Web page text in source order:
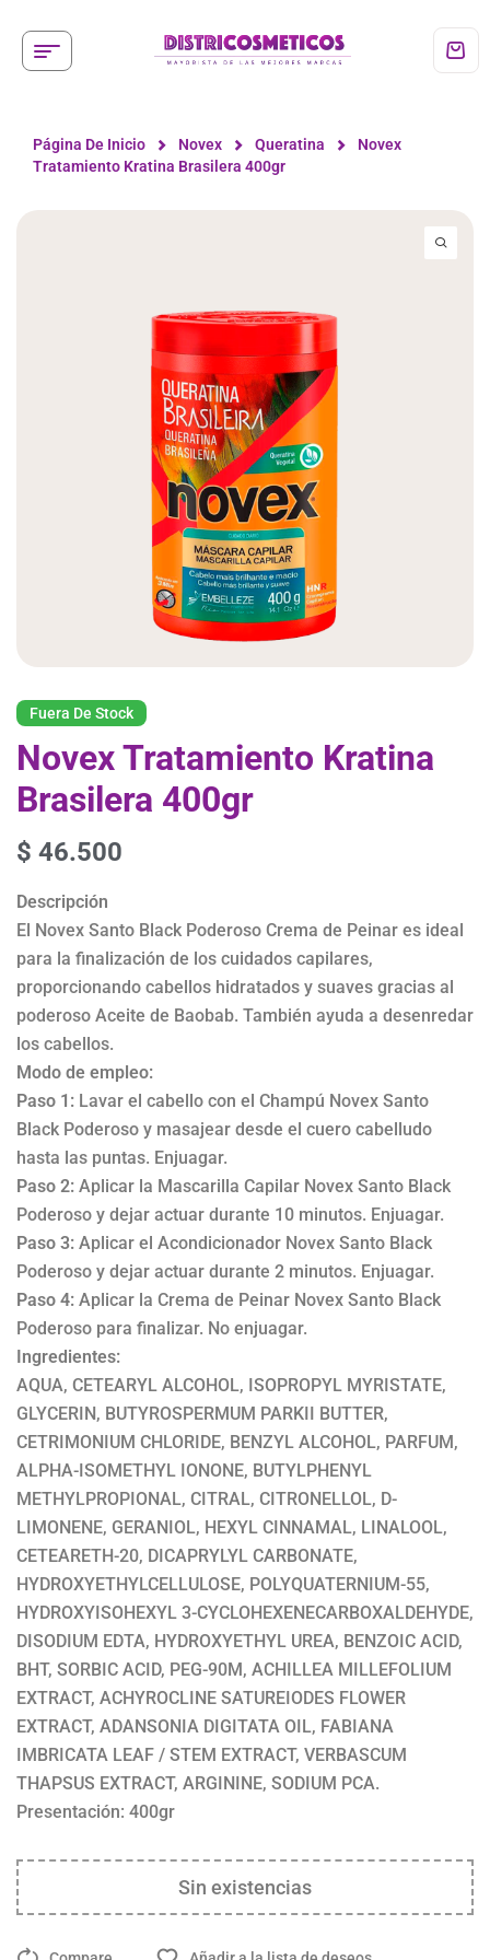
Página De Inicio Novex Queratina
Novex
Tratamiento Kratina Brasilera 400gr
Fuera De Stock
Novex Tratamiento Kratina
Brasilera 400gr
$ 46.500
Descripción
El Novex Santo Black Poderoso Crema de Peinar es ideal
para la finalización de los cuidados capilares,
proporcionando cabellos hidratados y suaves gracias al
poderoso Aceite de Baobab. También ayuda a desenredar
los cabellos.
Modo de empleo:
Paso 1: Lavar el cabello con el Champú Novex Santo
Black Poderoso y masajear desde el cuero cabelludo
hasta las puntas. Enjuagar.
Paso 2: Aplicar la Mascarilla Capilar Novex Santo Black
Poderoso y dejar actuar durante 10 minutos. Enjuagar.
Paso 3: Aplicar el Acondicionador Novex Santo Black
Poderoso y dejar actuar durante 2 minutos. Enjuagar.
Paso 4: Aplicar la Crema de Peinar Novex Santo Black
Poderoso para finalizar. No enjuagar.
Ingredientes:
AQUA, CETEARYL ALCOHOL, ISOPROPYL MYRISTATE,
GLYCERIN, BUTYROSPERMUM PARKII BUTTER,
CETRIMONIUM CHLORIDE, BENZYL ALCOHOL, PARFUM,
ALPHA-ISOMETHYL IONONE, BUTYLPHENYL
METHYLPROPIONAL, CITRAL, CITRONELLOL, D-
LIMONENE, GERANIOL, HEXYL CINNAMAL, LINALOOL,
CETEARETH-20, DICAPRYLYL CARBONATE,
HYDROXYETHYLCELLULOSE, POLYQUATERNIUM-55,
HYDROXYISOHEXYL 3-CYCLOHEXENECARBOXALDEHYDE,
DISODIUM EDTA, HYDROXYETHYL UREA, BENZOIC ACID,
BHT, SORBIC ACID, PEG-90M, ACHILLEA MILLEFOLIUM
EXTRACT, ACHYROCLINE SATUREIODES FLOWER
EXTRACT, ADANSONIA DIGITATA OIL, FABIANA
IMBRICATA LEAF / STEM EXTRACT, VERBASCUM
THAPSUS EXTRACT, ARGININE, SODIUM PCA.
Presentación: 400gr
Sin existencias